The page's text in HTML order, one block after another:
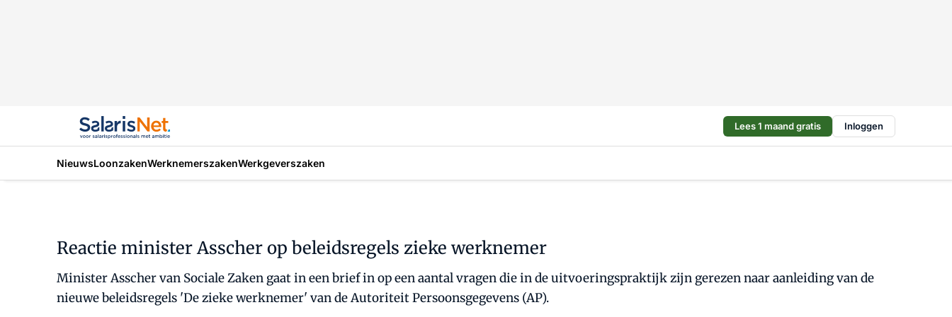
Lees 1 maand gratis Inloggen
NieuwsLoonzakenWerknemerszakenWerkgeverszaken
Reactie minister Asscher op beleidsregels zieke werknemer
Minister Asscher van Sociale Zaken gaat in een brief in op een aantal vragen die in de uitvoeringspraktijk zijn gerezen naar aanleiding van de
nieuwe beleidsregels 'De zieke werknemer' van de Autoriteit Persoonsgegevens (AP).